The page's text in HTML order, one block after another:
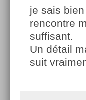
je sais
rencontre
suffisant.
Un détail
suit